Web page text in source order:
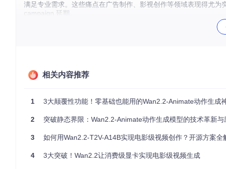
满足专业需求。这些痛点在广告制作、影视创作等领域表现得尤
campaign 延期。
计算效率
Wan2.2的技术优势构建在完整的技术栈创新之上，其中Wan2.2-
图：Wan2.2-VAE在压缩效率和重建质量上全面超越主流模型，特
在性能表现上，Wan2.2-T2V-A14B在美学质量、动态程度等六大
相关内容推荐
1 3大颠覆性功能！零基础也能用的Wan2.2-Animate动作生成神器，让静态图片秒变专
2 突破静态界限：Wan2.2-Animate动作生成模型的技术革新与应用
3 如何用Wan2.2-T2V-A14B实现电影级视频创作？开源方案全
4 3大突破！Wan2.2让消费级显卡实现电影级视频生成